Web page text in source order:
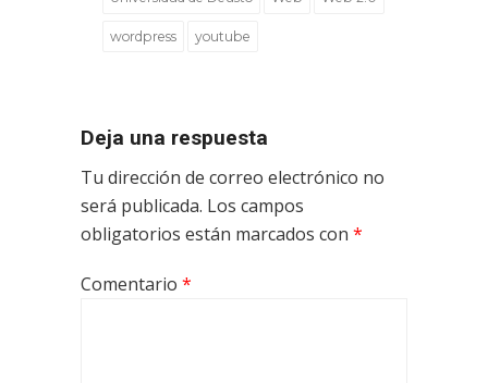
wordpress youtube
Deja una respuesta
Tu dirección de correo electrónico no
será publicada. Los campos
obligatorios están marcados con *
Comentario *